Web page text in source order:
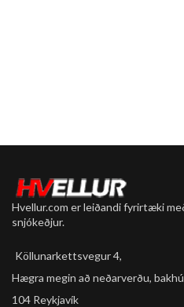
Hvellur.com er leiðandi fyrirtæki
snjókeðjur.
Köllunarkettsvegur 4,
Hægra megin að neðarverðu,
104 Reykjavík